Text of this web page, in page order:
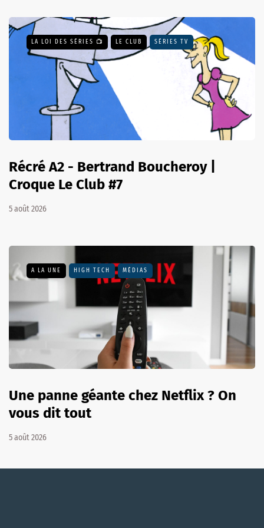
LA LOI DES SÉRIES 📺 LE CLUB SÉRIES TV
Récré A2 - Bertrand Boucheroy |
Croque Le Club #7
5 août 2026
A LA UNE HIGH TECH MÉDIAS
Une panne géante chez Netflix ? On
vous dit tout
5 août 2026